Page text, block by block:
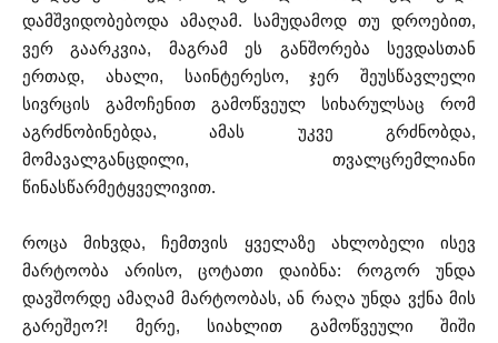
დამშვიდობებოდა ამაღამ. სამუდამოდ თუ დროებით,
ვერ გაარკვია, მაგრამ ეს განშორება სევდასთან
ერთად, ახალი, საინტერესო, ჯერ შეუსწავლელი
სივრცის გამოჩენით გამოწვეულ სიხარულსაც რომ
აგრძნობინებდა, ამას უკვე გრძნობდა,
მომავალგანცდილი, თვალცრემლიანი
წინასწარმეტყველივით.
როცა მიხვდა, ჩემთვის ყველაზე ახლობელი ისევ
მარტოობა არისო, ცოტათი დაიბნა: როგორ უნდა
დავშორდე ამაღამ მარტოობას, ან რაღა უნდა ვქნა მის
გარეშეო?! მერე, სიახლით გამოწვეული შიში